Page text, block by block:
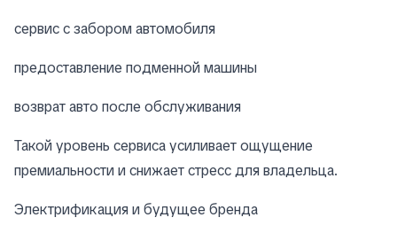
сервис с забором автомобиля
предоставление подменной машины
возврат авто после обслуживания
Такой уровень сервиса усиливает ощущение
премиальности и снижает стресс для владельца.
Электрификация и будущее бренда